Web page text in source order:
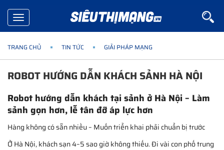
Toggle
navigation
TRANG CHỦ TIN TỨC GIẢI PHÁP MẠNG
ROBOT HƯỚNG DẪN KHÁCH SẢNH HÀ NỘI
Robot hướng dẫn khách tại sảnh ở Hà Nội – Làm
sảnh gọn hơn, lễ tân đỡ áp lực hơn
Hàng không có sẵn nhiều – Muốn triển khai phải chuẩn bị trước
Ở Hà Nội, khách sạn 4–5 sao giờ không thiếu. Đi vài con phố trung